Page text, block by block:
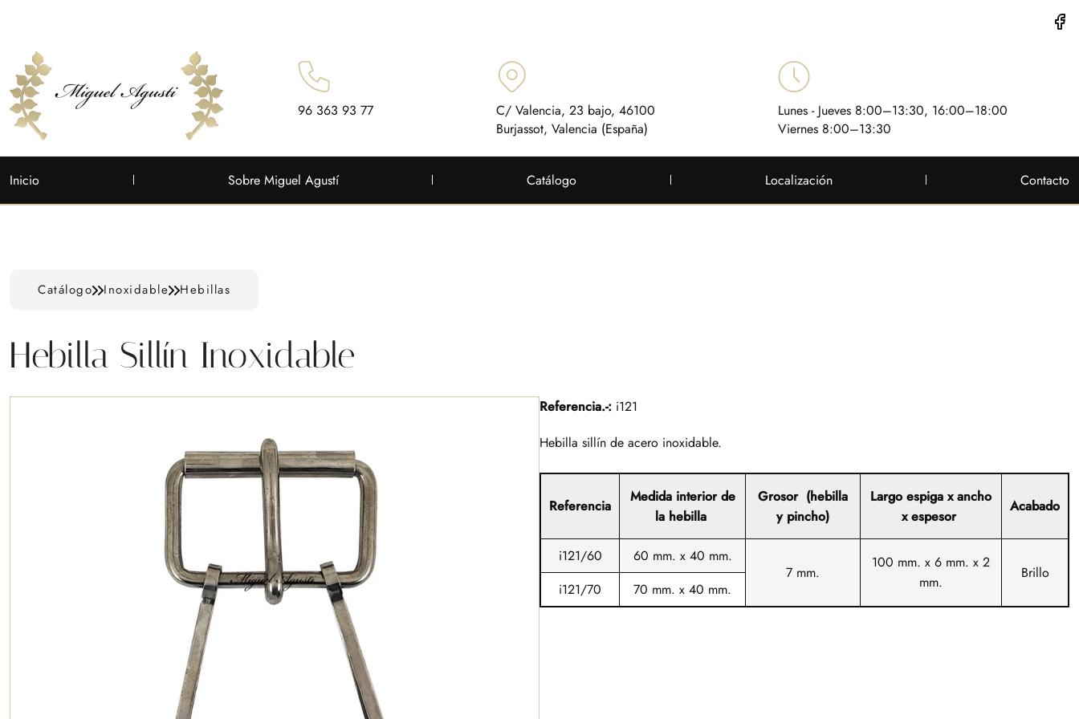
96 363 93 77
C/ Valencia, 23 bajo, 46100
Burjassot, Valencia (España)
Lunes - Jueves 8:00–13:30, 16:00–18:00
Viernes 8:00–13:30
Inicio Sobre Miguel Agustí Catálogo Localización Contacto
Catálogo Inoxidable Hebillas
Hebilla Sillín Inoxidable
Referencia.-: i121
Hebilla sillín de acero inoxidable.
Referencia
Medida interior de
la hebilla
Grosor (hebilla
y pincho)
Largo espiga x ancho
x espesor
Acabado
i121/60
60 mm. x 40 mm.
7 mm.
100 mm. x 6 mm. x 2
mm.
Brillo
i121/70
70 mm. x 40 mm.